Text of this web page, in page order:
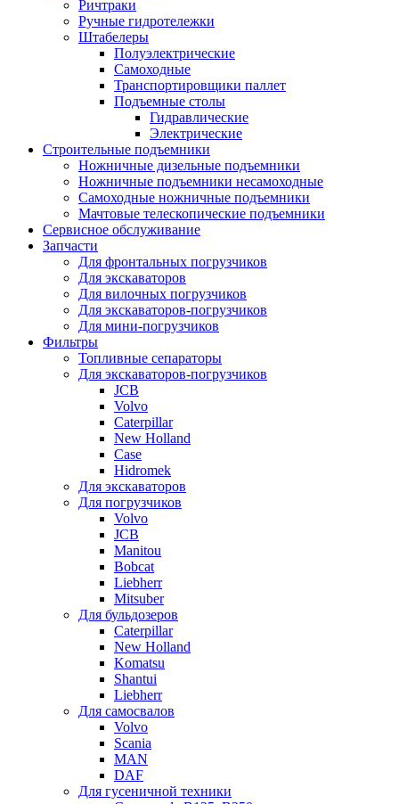
Ричтраки
Ручные гидротележки
Штабелеры
Полуэлектрические
Самоходные
Транспортировщики паллет
Подъемные столы
Гидравлические
Электрические
Строительные подъемники
Ножничные дизельные подъемники
Ножничные подъемники несамоходные
Самоходные ножничные подъемники
Мачтовые телескопические подъемники
Сервисное обслуживание
Запчасти
Для фронтальных погрузчиков
Для экскаваторов
Для вилочных погрузчиков
Для экскаваторов-погрузчиков
Для мини-погрузчиков
Фильтры
Топливные сепараторы
Для экскаваторов-погрузчиков
JCB
Volvo
Caterpillar
New Holland
Case
Hidromek
Для экскаваторов
Для погрузчиков
Volvo
JCB
Manitou
Bobcat
Liebherr
Mitsuber
Для бульдозеров
Caterpillar
New Holland
Komatsu
Shantui
Liebherr
Для самосвалов
Volvo
Scania
MAN
DAF
Для гусеничной техники